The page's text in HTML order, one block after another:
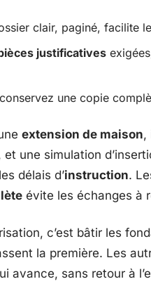
clair, paginé, facilite
justificatives
une copie
extension de maison,
une simulation
délais d’instruction.
évite les échanges à
c’est bâtir les
la première. Les
avance, sans retour à